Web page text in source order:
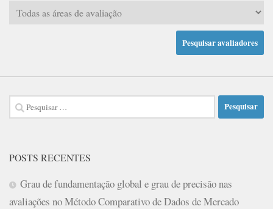
Pesquisar
por:
POSTS RECENTES
Grau de fundamentação global e grau de precisão nas
avaliações no Método Comparativo de Dados de Mercado